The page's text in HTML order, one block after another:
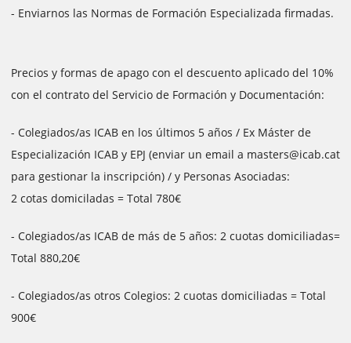
- Enviarnos las Normas de Formación Especializada firmadas.
Precios y formas de apago con el descuento aplicado del 10%
con el contrato del Servicio de Formación y Documentación:
- Colegiados/as ICAB en los últimos 5 años / Ex Máster de
Especialización ICAB y EPJ (enviar un email a masters@icab.cat
para gestionar la inscripción) / y Personas Asociadas:
2 cotas domiciladas = Total 780€
- Colegiados/as ICAB de más de 5 años: 2 cuotas domiciliadas=
Total 880,20€
- Colegiados/as otros Colegios: 2 cuotas domiciliadas = Total
900€